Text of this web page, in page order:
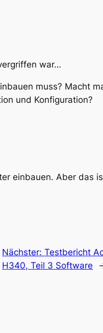
war…
muss? Macht
und Konfiguration?
einbauen. Aber das
Nächster:Testbericht
H340, Teil 3 Software